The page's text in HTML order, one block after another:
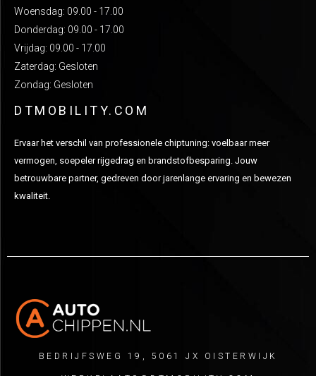
Woensdag: 09.00 - 17.00
Donderdag: 09.00 - 17.00
Vrijdag: 09.00 - 17.00
Zaterdag: Gesloten
Zondag: Gesloten
DTMOBILITY.COM
Ervaar het verschil van professionele chiptuning: voelbaar meer
vermogen, soepeler rijgedrag en brandstofbesparing. Jouw
betrouwbare partner, gedreven door jarenlange ervaring en bewezen
kwaliteit.
BEDRIJFSWEG 19, 5061 JX OISTERWIJK